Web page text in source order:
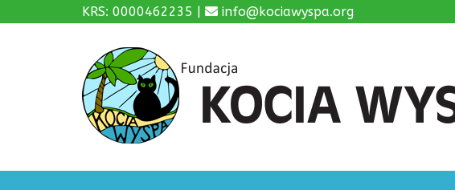
KRS: 0000462235 | info@kociawyspa.org